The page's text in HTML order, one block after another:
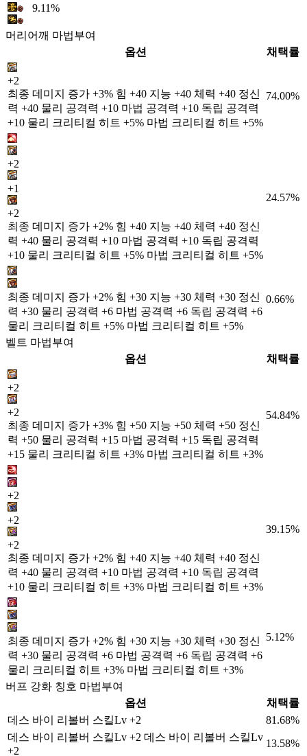
9.11%
머리어깨 마법부여
옵션
채택률
+2
최종 데미지 증가 +3% 힘 +40 지능 +40 체력 +40 정신
력 +40 물리 공격력 +10 마법 공격력 +10 독립 공격력
+10 물리 크리티컬 히트 +5% 마법 크리티컬 히트 +5%
74.00%
+2
+1
+2
최종 데미지 증가 +2% 힘 +40 지능 +40 체력 +40 정신
력 +40 물리 공격력 +10 마법 공격력 +10 독립 공격력
+10 물리 크리티컬 히트 +5% 마법 크리티컬 히트 +5%
24.57%
최종 데미지 증가 +2% 힘 +30 지능 +30 체력 +30 정신
력 +30 물리 공격력 +6 마법 공격력 +6 독립 공격력 +6
물리 크리티컬 히트 +5% 마법 크리티컬 히트 +5%
0.66%
벨트 마법부여
옵션
채택률
+2
+2
최종 데미지 증가 +3% 힘 +50 지능 +50 체력 +50 정신
력 +50 물리 공격력 +15 마법 공격력 +15 독립 공격력
+15 물리 크리티컬 히트 +3% 마법 크리티컬 히트 +3%
54.84%
+2
+2
+2
최종 데미지 증가 +2% 힘 +40 지능 +40 체력 +40 정신
력 +40 물리 공격력 +10 마법 공격력 +10 독립 공격력
+10 물리 크리티컬 히트 +3% 마법 크리티컬 히트 +3%
39.15%
최종 데미지 증가 +2% 힘 +30 지능 +30 체력 +30 정신
력 +30 물리 공격력 +6 마법 공격력 +6 독립 공격력 +6
물리 크리티컬 히트 +3% 마법 크리티컬 히트 +3%
5.12%
버프 강화 칭호 마법부여
옵션
채택률
데스 바이 리볼버 스킬Lv +2
81.68%
데스 바이 리볼버 스킬Lv +2 데스 바이 리볼버 스킬Lv
+2
13.58%